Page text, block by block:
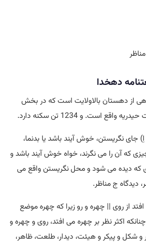
دهخدا
از دهستان بالاولایت است که در بخش
است. و 1234 تن سکنه دارد.
جای نگریستن، خوش آیند باشد یا بدنما،
که آن را می نگرند، خواه خوش آیند باشد و
که دیده می شود و محل نگریستن واقع می
دیدگاه ج مناظر.
از روی || چهره و رو زیرا که چهره موضع
اکثر نظر بر چهره می افتد، روی و چهره و
شکل و پیکر و هیئت، دیدار، طلعت، ظاهر،